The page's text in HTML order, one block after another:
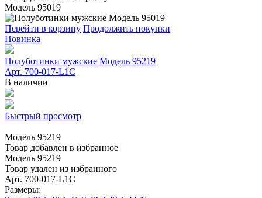
Модель 95019
Перейти в корзину Продолжить покупки
Новинка
Полуботинки мужские Модель 95219
Арт. 700-017-L1C
В наличии
Быстрый просмотр
Модель 95219
Товар добавлен в избранное
Модель 95219
Товар удален из избранного
Арт. 700-017-L1C
Размеры: